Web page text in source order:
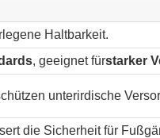
Haltbarkeit.
, geeignet fürstarker
unterirdische
die Sicherheit für